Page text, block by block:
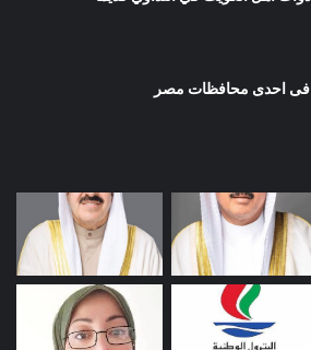
فى احدى محافظات مصر